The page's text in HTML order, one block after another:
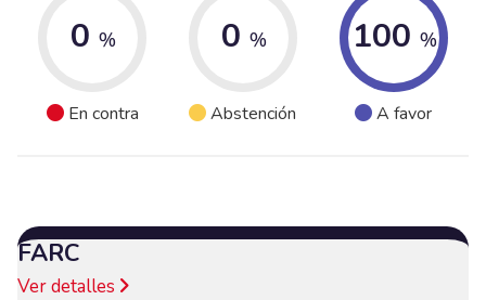
0 %
En contra
0 %
Abstención
100 %
A favor
FARC
Ver detalles